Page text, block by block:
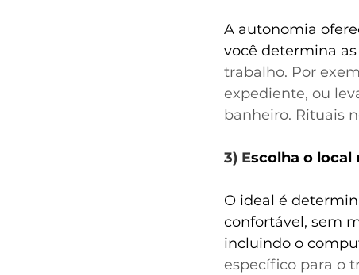
A autonomia
você determina
trabalho. Por
expediente, ou
banheiro. Rituais
3) Escolha o local
O ideal é
confortável, sem
incluindo o
específico para o